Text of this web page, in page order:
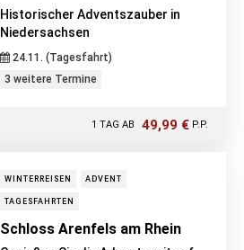
Historischer Adventszauber in
Niedersachsen
24.11. (Tagesfahrt)
3 weitere Termine
1 TAG AB 49,99 € P.P.
WINTERREISEN ADVENT
TAGESFAHRTEN
Schloss Arenfels am Rhein